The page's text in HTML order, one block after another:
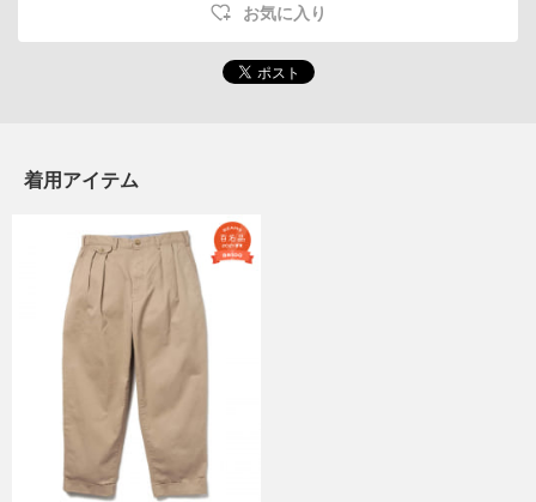
お気に入り
着用アイテム